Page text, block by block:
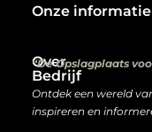
Over
Bedrijf
“De Opslagplaats
Ontdek een wereld
inspireren en
Onze informatie